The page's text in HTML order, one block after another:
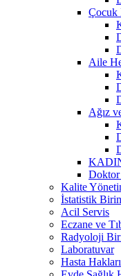
Çocuk
Aile
Ağız
Doktor
Kalite
İstatistik
Acil Servis
Eczane ve
Radyoloji
Laboratuvar
Hasta Hakları